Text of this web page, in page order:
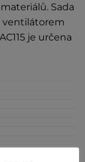
Sada
ventilátorem
je určena